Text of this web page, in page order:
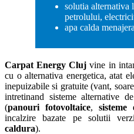
solutia alternativa
petrolului,
apa calda
Carpat Energy Cluj vine in
cu o alternativa energetica, atat
inepuizabile si gratuite (vant,
intretinand sisteme alternative
(panouri fotovoltaice,sisteme
incalzire bazate pe solutii
caldura).